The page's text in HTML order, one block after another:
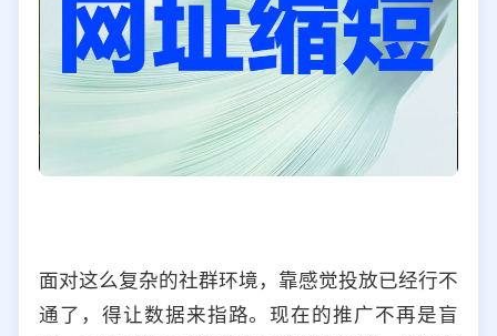
面对这么复杂的社群环境，靠感觉投放已经行不
通了，得让数据来指路。现在的推广不再是盲